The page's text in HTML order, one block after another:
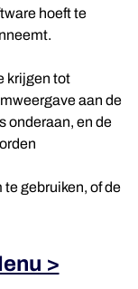
hoeft te
krijgen tot
aan de
onderaan, en de
gebruiken, of de
>